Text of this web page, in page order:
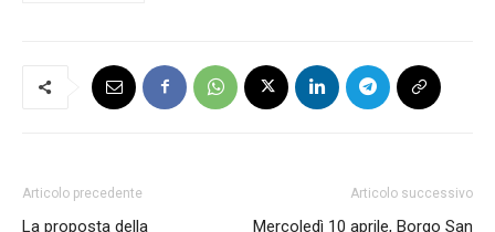
Articolo precedente
La proposta della
Articolo successivo
Mercoledì 10 aprile, Borgo San